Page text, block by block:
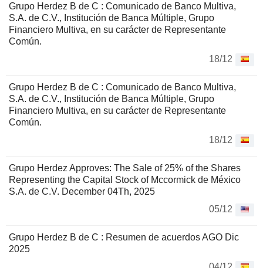
Grupo Herdez B de C : Comunicado de Banco Multiva,
S.A. de C.V., Institución de Banca Múltiple, Grupo
Financiero Multiva, en su carácter de Representante
Común.
18/12
Grupo Herdez B de C : Comunicado de Banco Multiva,
S.A. de C.V., Institución de Banca Múltiple, Grupo
Financiero Multiva, en su carácter de Representante
Común.
18/12
Grupo Herdez Approves: The Sale of 25% of the Shares
Representing the Capital Stock of Mccormick de México
S.A. de C.V. December 04Th, 2025
05/12
Grupo Herdez B de C : Resumen de acuerdos AGO Dic
2025